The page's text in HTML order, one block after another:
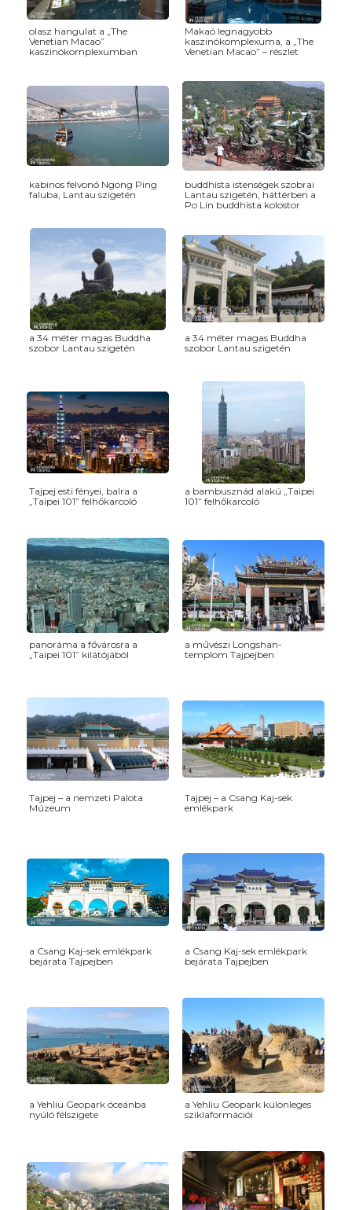
olasz hangulat a „The
Venetian Macao”
kaszinókomplexumban
Makaó legnagyobb
kaszinókomplexuma, a „The
Venetian Macao” – részlet
kabinos felvonó Ngong Ping
faluba, Lantau szigetén
buddhista istenségek szobrai
Lantau szigetén, háttérben a
Po Lin buddhista kolostor
a 34 méter magas Buddha
szobor Lantau szigetén
a 34 méter magas Buddha
szobor Lantau szigetén
Tajpej esti fényei, balra a
„Taipei 101” felhőkarcoló
a bambusznád alakú „Taipei
101” felhőkarcoló
panoráma a fővárosra a
„Taipei 101” kilátójából
a művészi Longshan-
templom Tajpejben
Tajpej – a nemzeti Palota
Múzeum
Tajpej – a Csang Kaj-sek
emlékpark
a Csang Kaj-sek emlékpark
bejárata Tajpejben
a Csang Kaj-sek emlékpark
bejárata Tajpejben
a Yehliu Geopark óceánba
nyúló félszigete
a Yehliu Geopark különleges
sziklaformációi